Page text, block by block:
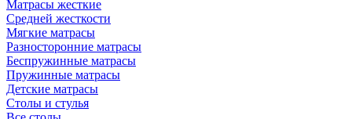
Матрасы жесткие
Средней жесткости
Мягкие матрасы
Разносторонние матрасы
Беспружинные матрасы
Пружинные матрасы
Детские матрасы
Столы и стулья